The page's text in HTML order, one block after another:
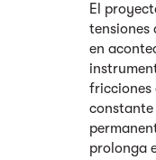
El
tensiones
en
fricciones
prolonga